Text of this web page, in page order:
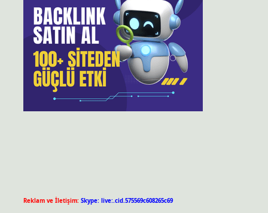
Reklam ve İletişim: Skype: live:.cid.575569c608265c69